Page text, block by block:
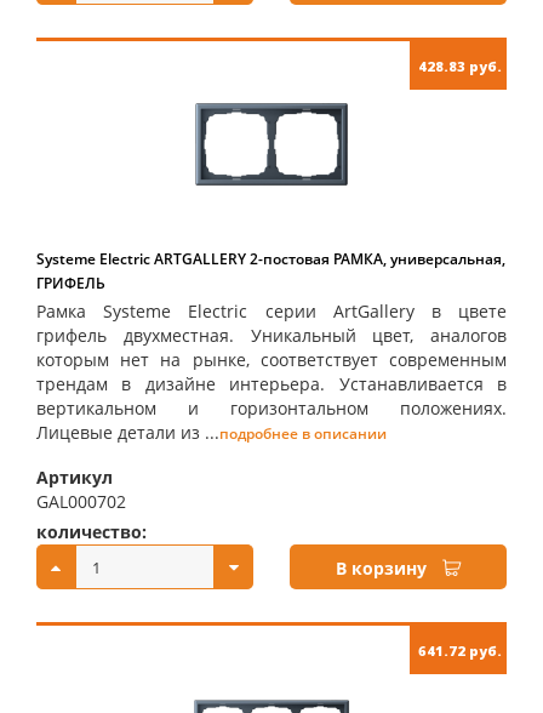
428.83 руб.
Systeme Electric ARTGALLERY 2-постовая РАМКА, универсальная,
ГРИФЕЛЬ
Рамка Systeme Electric серии ArtGallery в цвете
грифель двухместная. Уникальный цвет, аналогов
которым нет на рынке, соответствует современным
трендам в дизайне интерьера. Устанавливается в
вертикальном и горизонтальном положениях.
Лицевые детали из ...подробнее в описании
Артикул
GAL000702
количество:
В корзину
641.72 руб.